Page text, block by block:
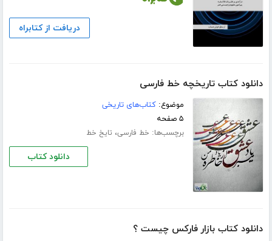
دریافت از کتابراه
دانلود کتاب تاریخچه خط فارسی
موضوع:کتاب‌های تاریخی
۵ صفحه
برچسب‌ها: خط فارسی، تایخ خط
دانلود کتاب
دانلود کتاب بازار فارکس چیست ؟